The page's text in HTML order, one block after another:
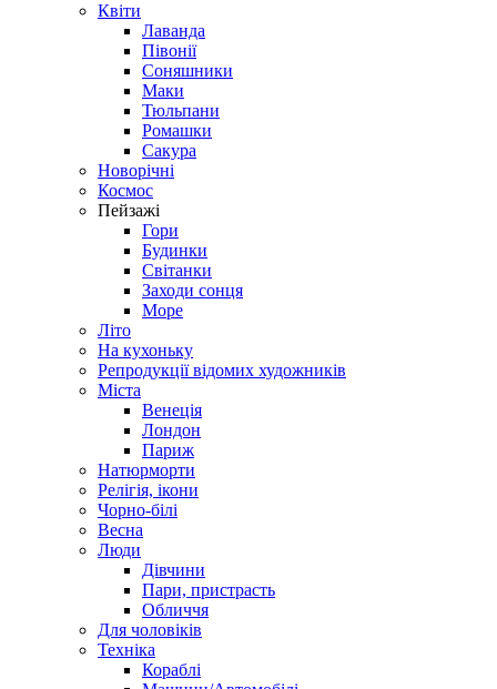
Квіти
Лаванда
Півонії
Соняшники
Маки
Тюльпани
Ромашки
Сакура
Новорічні
Космос
Пейзажі
Гори
Будинки
Світанки
Заходи сонця
Море
Літо
На кухоньку
Репродукції відомих художників
Міста
Венеція
Лондон
Париж
Натюрморти
Релігія, ікони
Чорно-білі
Весна
Люди
Дівчини
Пари, пристрасть
Обличчя
Для чоловіків
Техніка
Кораблі